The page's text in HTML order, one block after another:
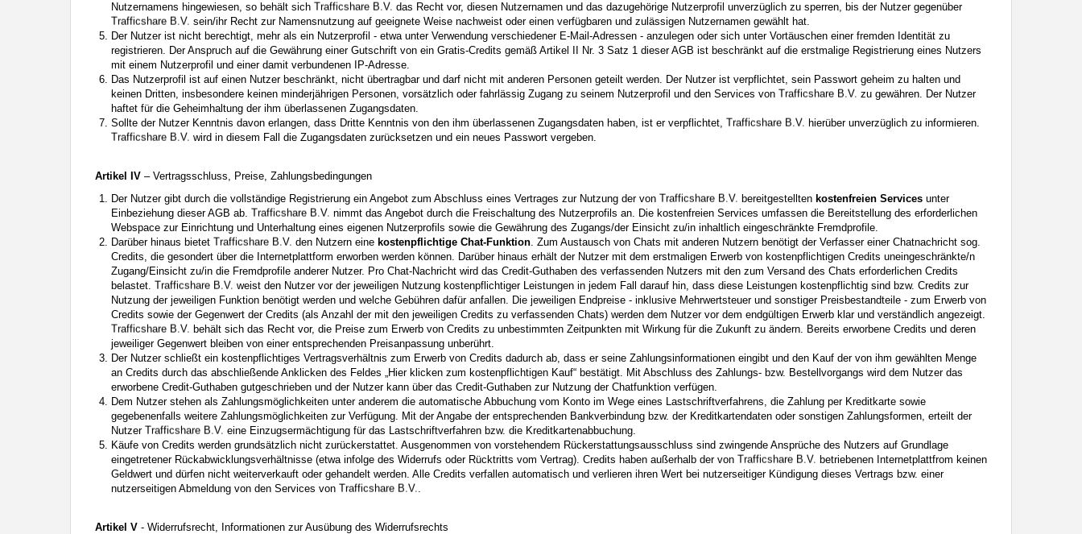
Nutzernamens hingewiesen, so behält sich
das Recht vor, diesen Nutzernamen und das dazugehörige Nutzerprofil unverzüglich zu sperren, bis der Nutzer gegenüber
sein/ihr Recht zur Namensnutzung auf geeignete Weise nachweist oder einen verfügbaren und zulässigen Nutzernamen gewählt hat.
Der Nutzer ist nicht berechtigt, mehr als ein Nutzerprofil - etwa unter Verwendung verschiedener E-Mail-Adressen - anzulegen oder sich unter Vortäuschen einer fremden Identität zu
registrieren. Der Anspruch auf die Gewährung einer Gutschrift von ein Gratis-Credits gemäß Artikel II Nr. 3 Satz 1 dieser AGB ist beschränkt auf die erstmalige Registrierung eines Nutzers
mit einem Nutzerprofil und einer damit verbundenen IP-Adresse.
Das Nutzerprofil ist auf einen Nutzer beschränkt, nicht übertragbar und darf nicht mit anderen Personen geteilt werden. Der Nutzer ist verpflichtet, sein Passwort geheim zu halten und
keinen Dritten, insbesondere keinen minderjährigen Personen, vorsätzlich oder fahrlässig Zugang zu seinem Nutzerprofil und den Services von
zu gewähren. Der Nutzer
haftet für die Geheimhaltung der ihm überlassenen Zugangsdaten.
Sollte der Nutzer Kenntnis davon erlangen, dass Dritte Kenntnis von den ihm überlassenen Zugangsdaten haben, ist er verpflichtet,
hierüber unverzüglich zu informieren.
wird in diesem Fall die Zugangsdaten zurücksetzen und ein neues Passwort vergeben.
Artikel IV – Vertragsschluss, Preise, Zahlungsbedingungen
Der Nutzer gibt durch die vollständige Registrierung ein Angebot zum Abschluss eines Vertrages zur Nutzung der von
bereitgestellten kostenfreien Services unter
Einbeziehung dieser AGB ab.
nimmt das Angebot durch die Freischaltung des Nutzerprofils an. Die kostenfreien Services umfassen die Bereitstellung des erforderlichen
Webspace zur Einrichtung und Unterhaltung eines eigenen Nutzerprofils sowie die Gewährung des Zugangs/der Einsicht zu/in inhaltlich eingeschränkte Fremdprofile.
Darüber hinaus bietet
den Nutzern eine kostenpflichtige Chat-Funktion. Zum Austausch von Chats mit anderen Nutzern benötigt der Verfasser einer Chatnachricht sog.
Credits, die gesondert über die Internetplattform erworben werden können. Darüber hinaus erhält der Nutzer mit dem erstmaligen Erwerb von kostenpflichtigen Credits uneingeschränkte/n
Zugang/Einsicht zu/in die Fremdprofile anderer Nutzer. Pro Chat-Nachricht wird das Credit-Guthaben des verfassenden Nutzers mit den zum Versand des Chats erforderlichen Credits
belastet.
weist den Nutzer vor der jeweiligen Nutzung kostenpflichtiger Leistungen in jedem Fall darauf hin, dass diese Leistungen kostenpflichtig sind bzw. Credits zur
Nutzung der jeweiligen Funktion benötigt werden und welche Gebühren dafür anfallen. Die jeweiligen Endpreise - inklusive Mehrwertsteuer und sonstiger Preisbestandteile - zum Erwerb von
Credits sowie der Gegenwert der Credits (als Anzahl der mit den jeweiligen Credits zu verfassenden Chats) werden dem Nutzer vor dem endgültigen Erwerb klar und verständlich angezeigt.
behält sich das Recht vor, die Preise zum Erwerb von Credits zu unbestimmten Zeitpunkten mit Wirkung für die Zukunft zu ändern. Bereits erworbene Credits und deren
jeweiliger Gegenwert bleiben von einer entsprechenden Preisanpassung unberührt.
Der Nutzer schließt ein kostenpflichtiges Vertragsverhältnis zum Erwerb von Credits dadurch ab, dass er seine Zahlungsinformationen eingibt und den Kauf der von ihm gewählten Menge
an Credits durch das abschließende Anklicken des Feldes „Hier klicken zum kostenpflichtigen Kauf“ bestätigt. Mit Abschluss des Zahlungs- bzw. Bestellvorgangs wird dem Nutzer das
erworbene Credit-Guthaben gutgeschrieben und der Nutzer kann über das Credit-Guthaben zur Nutzung der Chatfunktion verfügen.
Dem Nutzer stehen als Zahlungsmöglichkeiten unter anderem die automatische Abbuchung vom Konto im Wege eines Lastschriftverfahrens, die Zahlung per Kreditkarte sowie
gegebenenfalls weitere Zahlungsmöglichkeiten zur Verfügung. Mit der Angabe der entsprechenden Bankverbindung bzw. der Kreditkartendaten oder sonstigen Zahlungsformen, erteilt der
Nutzer
eine Einzugsermächtigung für das Lastschriftverfahren bzw. die Kreditkartenabbuchung.
Käufe von Credits werden grundsätzlich nicht zurückerstattet. Ausgenommen von vorstehendem Rückerstattungsausschluss sind zwingende Ansprüche des Nutzers auf Grundlage
eingetretener Rückabwicklungsverhältnisse (etwa infolge des Widerrufs oder Rücktritts vom Vertrag). Credits haben außerhalb der von
betriebenen Internetplattfrom keinen
Geldwert und dürfen nicht weiterverkauft oder gehandelt werden. Alle Credits verfallen automatisch und verlieren ihren Wert bei nutzerseitiger Kündigung dieses Vertrags bzw. einer
nutzerseitigen Abmeldung von den Services von
.
Artikel V - Widerrufsrecht, Informationen zur Ausübung des Widerrufsrechts